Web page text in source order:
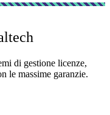
di gestione licenze,
le massime garanzie.